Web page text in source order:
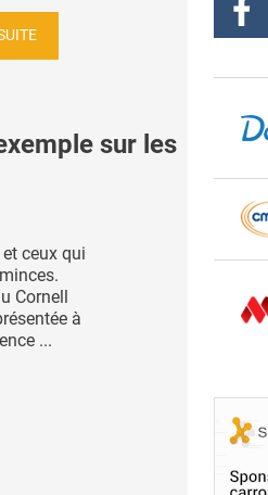
sur les
ceux qui
Cornell
à
...